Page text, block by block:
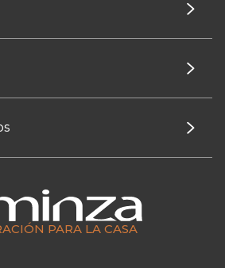
PARA LA CASA